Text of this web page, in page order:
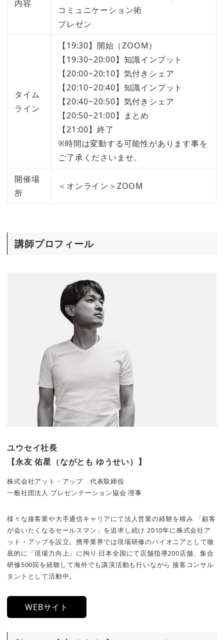
内容
コミュニケーション術
プレゼン
タイム
ライン
【19:30】開始（ZOOM）
【19:30~20:00】知識インプット
【20:00~20:10】気付きシェア
【20:10~20:40】知識インプット
【20:40~20:50】気付きシェア
【20:50~21:00】まとめ
【21:00】終了
※時間は変動する可能性があります事を
ご了承くださいませ。
開催場
所
＜オンライン＞ZOOM
講師プロフィール
ユウセイ社長
【永友 佑星（ながとも ゆうせい）】
株式会社アット・アップ 代表取締役
一般社団法人 プレゼンテーション協会 理事
様々な接客業や大手通信キャリアにて法人営業の経験を積み 「顧客
が会いたくなるセールスマン」を追求し続け 2010年に株式会社ア
ット・アップを設立。携帯業界では現場研修のパイオニアとして徹
底的に「現場力向上」に拘り 日本全国にて店舗指導200店舗、集合
研修500回を経験して海外でも講演活動も行いながら 接客コンサル
タントとして活動中。
WEBサイト